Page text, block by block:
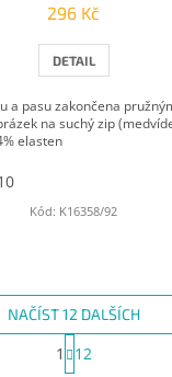
296 Kč
DETAIL
a pasu zakončena
na suchý zip
elasten
Kód: K16358/92
O
NAČÍST 12 DALŠÍCH
S
t
1
12